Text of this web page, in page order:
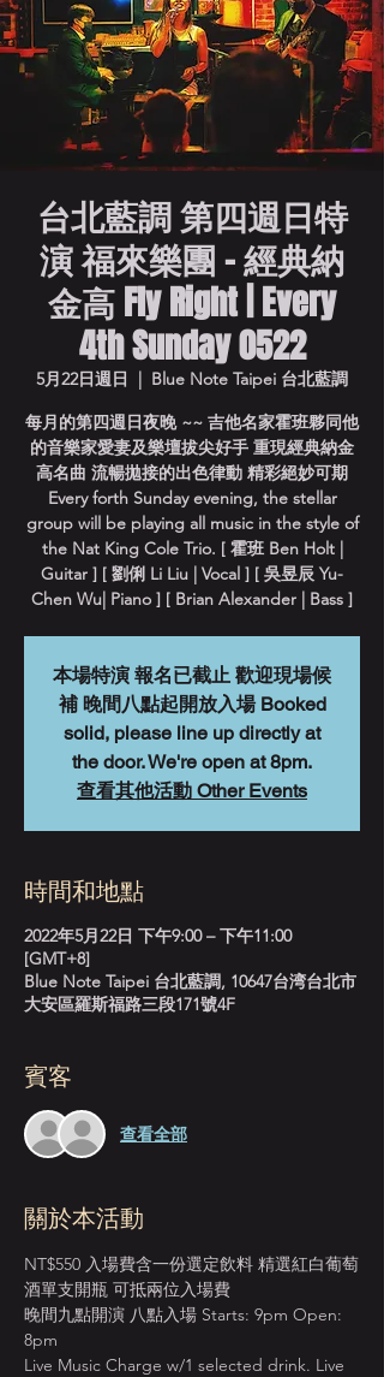
台北藍調 第四週日特
演 福來樂團 - 經典納
金高 Fly Right | Every
4th Sunday 0522
5月22日週日
  |
Blue Note Taipei 台北藍調
每月的第四週日夜晚 ~~ 吉他名家霍班夥同他
的音樂家愛妻及樂壇拔尖好手 重現經典納金
高名曲 流暢拋接的出色律動 精彩絕妙可期
Every forth Sunday evening, the stellar
group will be playing all music in the style of
the Nat King Cole Trio. [ 霍班 Ben Holt |
Guitar ] [ 劉俐 Li Liu | Vocal ] [ 吳昱辰 Yu-
Chen Wu| Piano ] [ Brian Alexander | Bass ]
本場特演 報名已截止 歡迎現場候
補 晚間八點起開放入場 Booked
solid, please line up directly at
the door. We're open at 8pm.
查看其他活動 Other Events
時間和地點
2022年5月22日 下午9:00 – 下午11:00
[GMT+8]
Blue Note Taipei 台北藍調, 10647台湾台北市
大安區羅斯福路三段171號4F
賓客
查看全部
關於本活動
NT$550 入場費含一份選定飲料 精選紅白葡萄
酒單支開瓶 可抵兩位入場費
晚間九點開演 八點入場 Starts: 9pm Open:
8pm
Live Music Charge w/1 selected drink. Live